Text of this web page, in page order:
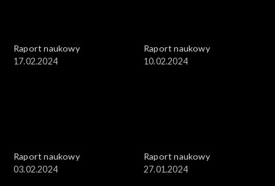
Raport naukowy
17.02.2024
Raport naukowy
10.02.2024
Raport naukowy
03.02.2024
Raport naukowy
27.01.2024